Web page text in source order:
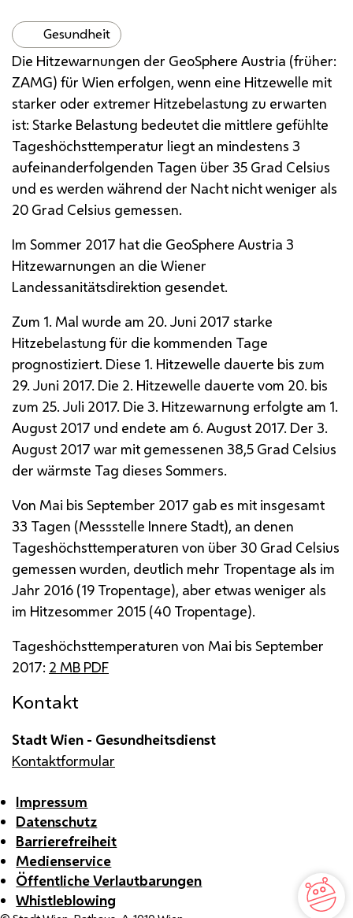
Gesundheit
Die Hitzewarnungen der GeoSphere Austria (früher:
ZAMG) für Wien erfolgen, wenn eine Hitzewelle mit
starker oder extremer Hitzebelastung zu erwarten
ist: Starke Belastung bedeutet die mittlere gefühlte
Tageshöchsttemperatur liegt an mindestens 3
aufeinanderfolgenden Tagen über 35 Grad Celsius
und es werden während der Nacht nicht weniger als
20 Grad Celsius gemessen.
Im Sommer 2017 hat die GeoSphere Austria 3
Hitzewarnungen an die Wiener
Landessanitätsdirektion gesendet.
Zum 1. Mal wurde am 20. Juni 2017 starke
Hitzebelastung für die kommenden Tage
prognostiziert. Diese 1. Hitzewelle dauerte bis zum
29. Juni 2017. Die 2. Hitzewelle dauerte vom 20. bis
zum 25. Juli 2017. Die 3. Hitzewarnung erfolgte am 1.
August 2017 und endete am 6. August 2017. Der 3.
August 2017 war mit gemessenen 38,5 Grad Celsius
der wärmste Tag dieses Sommers.
Von Mai bis September 2017 gab es mit insgesamt
33 Tagen (Messstelle Innere Stadt), an denen
Tageshöchsttemperaturen von über 30 Grad Celsius
gemessen wurden, deutlich mehr Tropentage als im
Jahr 2016 (19 Tropentage), aber etwas weniger als
im Hitzesommer 2015 (40 Tropentage).
Tageshöchsttemperaturen von Mai bis September
2017: 2 MB PDF
Kontakt
Stadt Wien - Gesundheitsdienst
Kontaktformular
Impressum
Datenschutz
Barrierefreiheit
Medienservice
Öffentliche Verlautbarungen
Whistleblowing